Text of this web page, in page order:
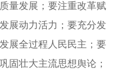
量发展；要注重改革赋
展动力活力；要充分发
展全过程人民民主；要
固壮大主流思想舆论；